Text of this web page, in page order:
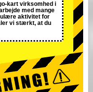
kart virksomhed i
med mange
aktivitet for
vi stærkt, at du